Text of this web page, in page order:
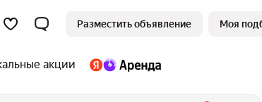
Разместить объявление Моя
акции